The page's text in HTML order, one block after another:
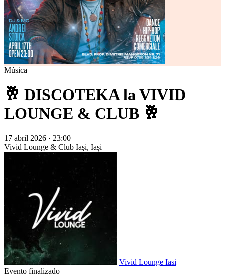
Música
🥂 DISCOTEKA la VIVID
LOUNGE & CLUB 🥂
17 abril 2026 · 23:00
Vivid Lounge & Club Iaşi, Iași
Vivid Lounge Iasi
Evento finalizado